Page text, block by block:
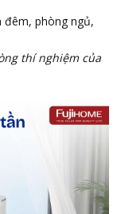
đêm, phòng ngủ,
thí nghiệm của